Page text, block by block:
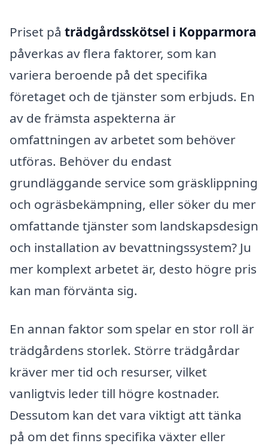
Priset på trädgårdsskötsel i Kopparmora
påverkas av flera faktorer, som kan
variera beroende på det specifika
företaget och de tjänster som erbjuds. En
av de främsta aspekterna är
omfattningen av arbetet som behöver
utföras. Behöver du endast
grundläggande service som gräsklippning
och ogräsbekämpning, eller söker du mer
omfattande tjänster som landskapsdesign
och installation av bevattningssystem? Ju
mer komplext arbetet är, desto högre pris
kan man förvänta sig.
En annan faktor som spelar en stor roll är
trädgårdens storlek. Större trädgårdar
kräver mer tid och resurser, vilket
vanligtvis leder till högre kostnader.
Dessutom kan det vara viktigt att tänka
på om det finns specifika växter eller